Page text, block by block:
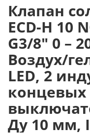
Клапан
ECD-H 10
G3/8" 0 –
Воздух/
LED, 2
концевых
Ду 10 мм,